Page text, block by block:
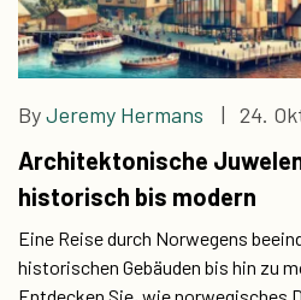
ByJeremy Hermans | 24.
Architektonische
historisch bis modern
Eine Reise durch Norwegens
historischen Gebäuden bis hin zu